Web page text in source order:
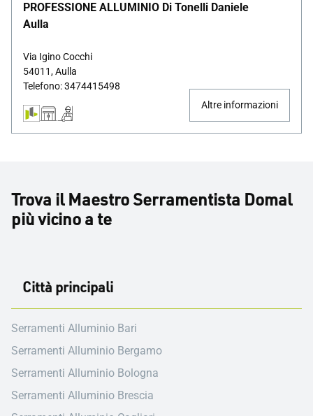
PROFESSIONE ALLUMINIO Di Tonelli Daniele
Aulla
Via Igino Cocchi
54011, Aulla
Telefono: 3474415498
Altre informazioni
Trova il Maestro Serramentista Domal
più vicino a te
Città principali
Serramenti Alluminio Bari
Serramenti Alluminio Bergamo
Serramenti Alluminio Bologna
Serramenti Alluminio Brescia